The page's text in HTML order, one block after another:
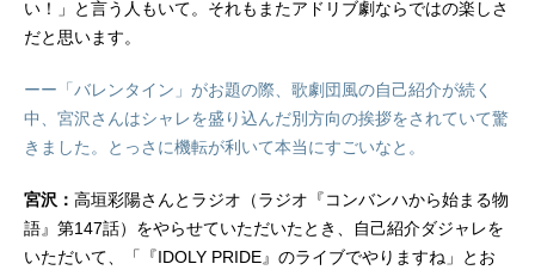
い！」と言う人もいて。それもまたアドリブ劇ならではの楽しさ
だと思います。
ーー「バレンタイン」がお題の際、歌劇団風の自己紹介が続く
中、宮沢さんはシャレを盛り込んだ別方向の挨拶をされていて驚
きました。とっさに機転が利いて本当にすごいなと。
宮沢： 高垣彩陽さんとラジオ（ラジオ『コンバンハから始まる物
語』第147話）をやらせていただいたとき、自己紹介ダジャレを
いただいて、「『IDOLY PRIDE』のライブでやりますね」とお